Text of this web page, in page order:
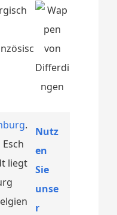
.
liegt
Nutz
en
Sie
unse
r